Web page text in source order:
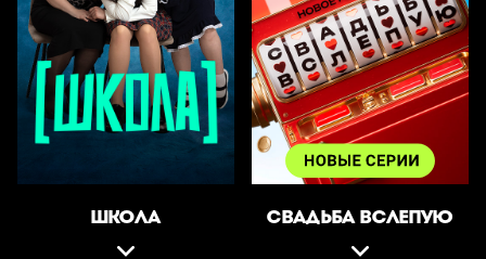
ШКОЛА СВАДЬБА ВСЛЕПУЮ